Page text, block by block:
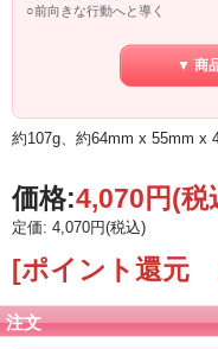
○前向きな行動へと導く
○高次の意識と繋がる
長時間水に浸けていると輝きが
▼ 商
約107g、約64mm x 55mm x
価格:4,070円(税
定価: 4,070円(税込)
[ポイント還元
注文